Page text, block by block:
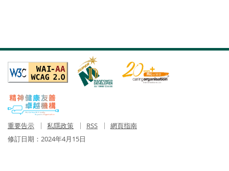
重要告示 私隱政策 RSS
網頁指南
修訂日期： 2024年4月15日